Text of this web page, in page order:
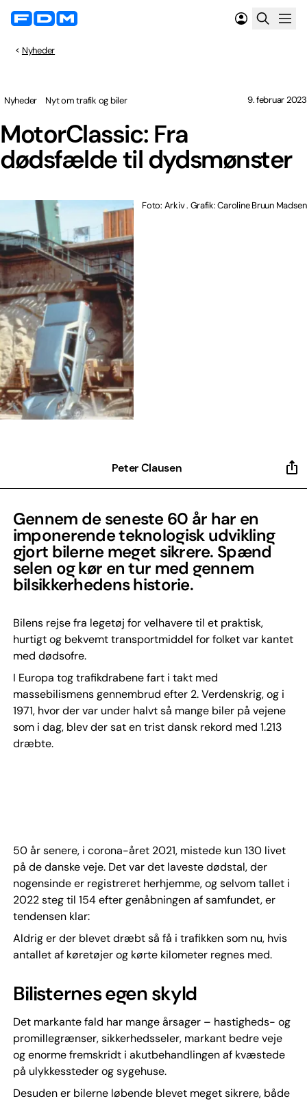
Nyheder
MotorClassic: Fra
dødsfælde til dydsmønster
Nyheder Nyt om trafik og biler 9. februar 2023
Foto: Arkiv . Grafik: Caroline Bruun Madsen
Peter Clausen
Gennem de seneste 60 år har en
imponerende teknologisk udvikling
gjort bilerne meget sikrere. Spænd
selen og kør en tur med gennem
bilsikkerhedens historie.
Bilens rejse fra legetøj for velhavere til et praktisk,
hurtigt og bekvemt transportmiddel for folket var kantet
med dødsofre.
I Europa tog trafikdrabene fart i takt med
massebilismens gennembrud efter 2. Verdenskrig, og i
1971, hvor der var under halvt så mange biler på vejene
som i dag, blev der sat en trist dansk rekord med 1.213
dræbte.
50 år senere, i corona-året 2021, mistede kun 130 livet
på de danske veje. Det var det laveste dødstal, der
nogensinde er registreret herhjemme, og selvom tallet i
2022 steg til 154 efter genåbningen af samfundet, er
tendensen klar:
Aldrig er der blevet dræbt så få i trafikken som nu, hvis
antallet af køretøjer og kørte kilometer regnes med.
Bilisternes egen skyld
Det markante fald har mange årsager – hastigheds- og
promillegrænser, sikkerhedsseler, markant bedre veje
og enorme fremskridt i akutbehandlingen af kvæstede
på ulykkessteder og sygehuse.
Desuden er bilerne løbende blevet meget sikrere, både